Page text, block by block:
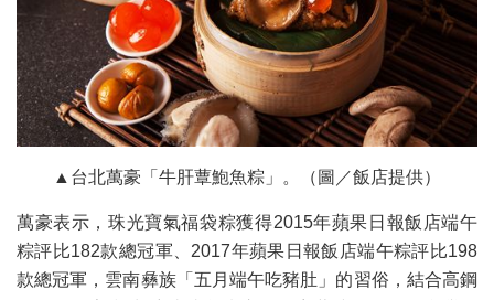
▲台北萬豪「牛肝蕈鮑魚粽」。（圖／飯店提供）
萬豪表示，珠光寶氣福袋粽獲得2015年蘋果日報飯店端午
粽評比182款總冠軍、2017年蘋果日報飯店端午粽評比198
款總冠軍，雲南彝族「五月端午吃豬肚」的習俗，結合高鋼